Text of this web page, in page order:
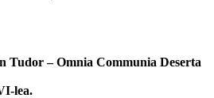
Tudor – ​​Omnia Communia Deserta
lea.